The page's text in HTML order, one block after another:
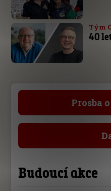
Tým
40
Prosba
Budoucí akce